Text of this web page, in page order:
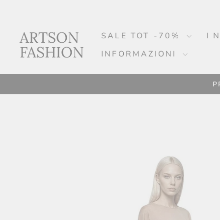
ARTSON
FASHION
SALE TOT -70% I
INFORMAZIONI